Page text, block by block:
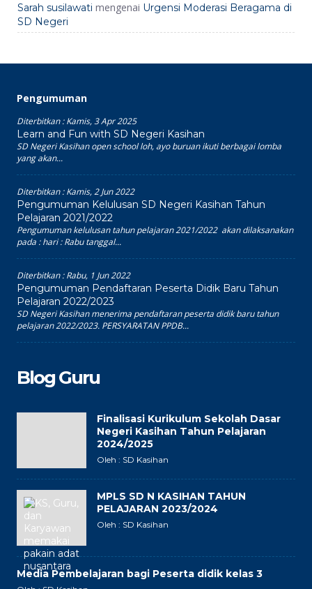
Sarah susilawati mengenai Urgensi Moderasi Beragama di
SD Negeri
Pengumuman
Diterbitkan :Kamis, 3 Apr 2025
Learn and Fun with SD Negeri Kasihan
SD Negeri Kasihan open school loh, ayo buruan ikuti berbagai lomba
yang akan...
Diterbitkan :Kamis, 2 Jun 2022
Pengumuman Kelulusan SD Negeri Kasihan Tahun
Pelajaran 2021/2022
Pengumuman kelulusan tahun pelajaran 2021/2022 akan dilaksanakan
pada : hari : Rabu tanggal...
Diterbitkan :Rabu, 1 Jun 2022
Pengumuman Pendaftaran Peserta Didik Baru Tahun
Pelajaran 2022/2023
SD Negeri Kasihan menerima pendaftaran peserta didik baru tahun
pelajaran 2022/2023. PERSYARATAN PPDB...
Blog Guru
Finalisasi Kurikulum Sekolah Dasar
Negeri Kasihan Tahun Pelajaran
2024/2025
Oleh : SD Kasihan
MPLS SD N KASIHAN TAHUN
PELAJARAN 2023/2024
Oleh : SD Kasihan
Media Pembelajaran bagi Peserta didik kelas 3